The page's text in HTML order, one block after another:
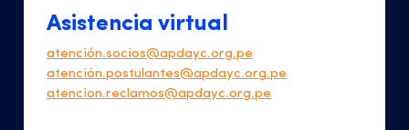
Asistencia virtual
atención.socios@apdayc.org.pe
atención.postulantes@apdayc.org.pe
atencion.reclamos@apdayc.org.pe